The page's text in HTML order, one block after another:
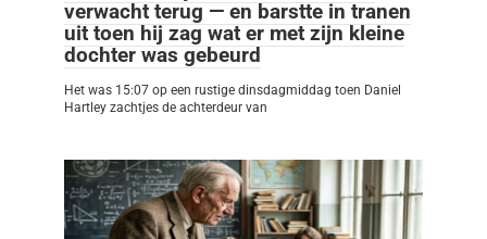
verwacht terug — en barstte in tranen
uit toen hij zag wat er met zijn kleine
dochter was gebeurd
Het was 15:07 op een rustige dinsdagmiddag toen Daniel
Hartley zachtjes de achterdeur van